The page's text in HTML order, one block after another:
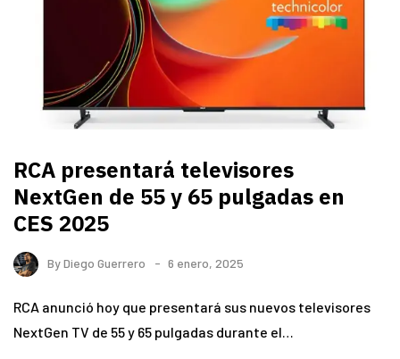
RCA presentará televisores
NextGen de 55 y 65 pulgadas en
CES 2025
ByDiego Guerrero 6 enero, 2025
RCA anunció hoy que presentará sus nuevos televisores
NextGen TV de 55 y 65 pulgadas durante el…